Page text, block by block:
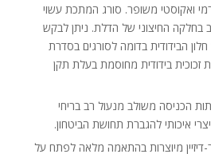
ואקוסטי משופר. סורג המתכת עשוי
בחלקה החיצוני של הדלת. ניתן לבקש
הבידודית בדומה לסורגים בסדרת
זכוכית בידודית מחוסמת בעלת תקן
הכניסה משולב מנעול רב בריחי
איכותי להגברת תחושת הביטחון.
דיזיין מיוצרות בהתאמה מלאה לפתח על